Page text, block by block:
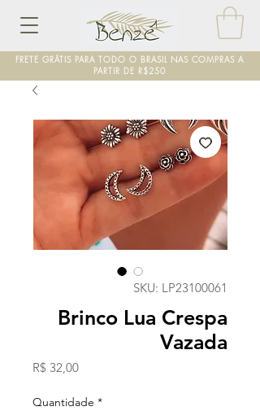
FRETE GRÁTIS PARA TODO O BRASIL NAS COMPRAS A
PARTIR DE R$250
SKU: LP23100061
Brinco Lua Crespa
Vazada
R$ 32,00Preço
Quantidade *